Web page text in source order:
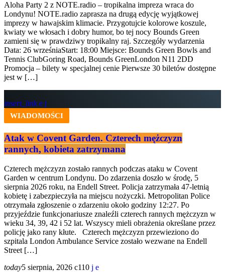
Aloha Party 2 z NOTE.radio – tropikalna impreza wraca do
Londynu! NOTE.radio zaprasza na drugą edycję wyjątkowej
imprezy w hawajskim klimacie. Przygotujcie kolorowe koszule,
kwiaty we włosach i dobry humor, bo tej nocy Bounds Green
zamieni się w prawdziwy tropikalny raj. Szczegóły wydarzenia
Data: 26 wrześniaStart: 18:00 Miejsce: Bounds Green Bowls and
Tennis ClubGoring Road, Bounds GreenLondon N11 2DD
Promocja – bilety w specjalnej cenie Pierwsze 30 biletów dostępne
jest w […]
insert_link
WIADOMOŚCI
Atak w Covent Garden. Czterech mężczyzn
rannych, kobieta zatrzymana
Czterech mężczyzn zostało rannych podczas ataku w Covent
Garden w centrum Londynu. Do zdarzenia doszło w środę, 5
sierpnia 2026 roku, na Endell Street. Policja zatrzymała 47-letnią
kobietę i zabezpieczyła na miejscu nożyczki. Metropolitan Police
otrzymała zgłoszenie o zdarzeniu około godziny 12:27. Po
przyjeździe funkcjonariusze znaleźli czterech rannych mężczyzn w
wieku 34, 39, 42 i 52 lat. Wszyscy mieli obrażenia określane przez
policję jako rany kłute. Czterech mężczyzn przewieziono do
szpitala London Ambulance Service zostało wezwane na Endell
Street […]
today5 sierpnia, 2026
110